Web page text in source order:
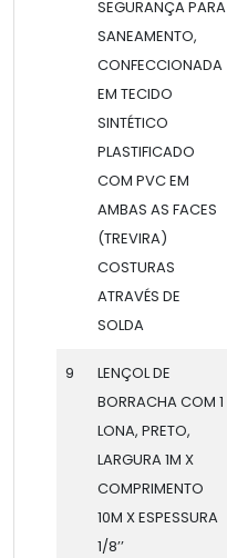
SEGURANÇA PARA
SANEAMENTO,
CONFECCIONADA
EM TECIDO
SINTÉTICO
PLASTIFICADO
COM PVC EM
AMBAS AS FACES
(TREVIRA)
COSTURAS
ATRAVÉS DE
SOLDA
9
LENÇOL DE
BORRACHA COM 1
LONA, PRETO,
LARGURA 1M X
COMPRIMENTO
10M X ESPESSURA
1/8’’